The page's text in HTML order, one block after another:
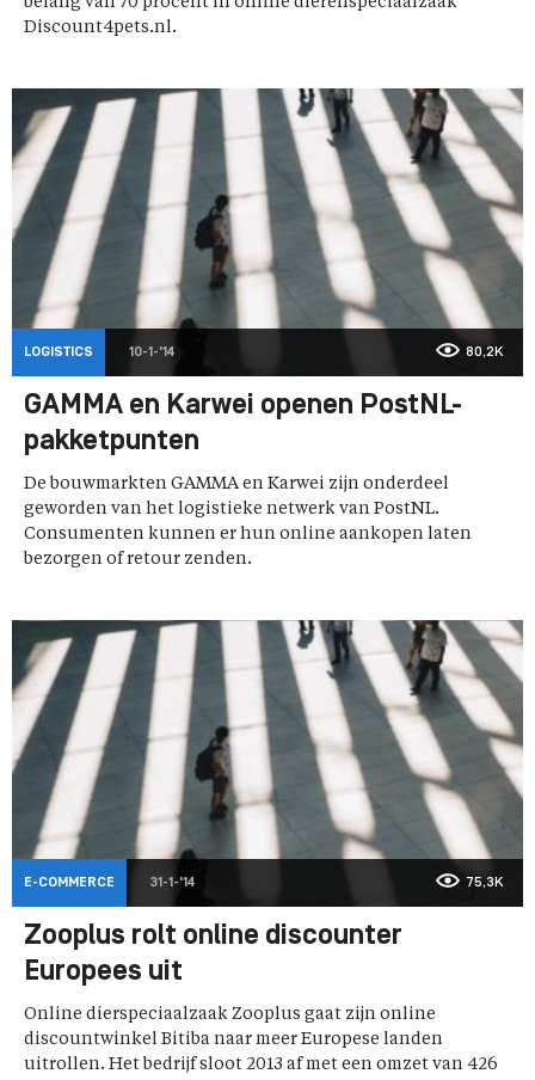
Discount4pets.nl.
LOGISTICS 10-1-'14 80,2K
GAMMA en Karwei openen PostNL-
pakketpunten
De bouwmarkten GAMMA en Karwei zijn onderdeel
geworden van het logistieke netwerk van PostNL.
Consumenten kunnen er hun online aankopen laten
bezorgen of retour zenden.
E-COMMERCE 31-1-'14 75,3K
Zooplus rolt online discounter
Europees uit
Online dierspeciaalzaak Zooplus gaat zijn online
discountwinkel Bitiba naar meer Europese landen
uitrollen. Het bedrijf sloot 2013 af met een omzet van 426